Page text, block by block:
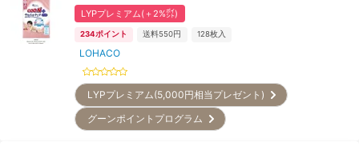
LYPプレミアム(＋2%㌽)
234ポイント 送料550円 128枚入
LOHACO
LYPプレミアム(5,000円相当プレゼント)
グーンポイントプログラム